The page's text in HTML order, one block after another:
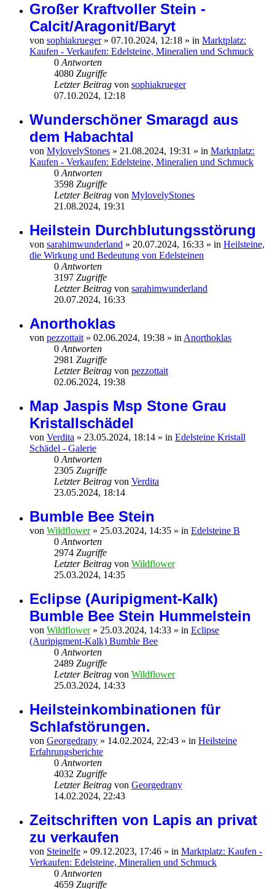
Großer Kraftvoller Stein -
Calcit/Aragonit/Baryt
von sophiakrueger» 07.10.2024, 12:18 » in Marktplatz:
Kaufen - Verkaufen: Edelsteine, Mineralien und Schmuck
0 Antworten
4080 Zugriffe
Letzter Beitrag von sophiakrueger
07.10.2024, 12:18
Wunderschöner Smaragd aus
dem Habachtal
von MylovelyStones » 21.08.2024, 19:31 » in Marktplatz:
Kaufen - Verkaufen: Edelsteine, Mineralien und Schmuck
0 Antworten
3598 Zugriffe
Letzter Beitrag von MylovelyStones
21.08.2024, 19:31
Heilstein Durchblutungsstörung
von sarahimwunderland » 20.07.2024, 16:33 » in Heilsteine,
die Wirkung und Bedeutung von Edelsteinen
0 Antworten
3197 Zugriffe
Letzter Beitrag von sarahimwunderland
20.07.2024, 16:33
Anorthoklas
von pezzottait » 02.06.2024, 19:38 » in Anorthoklas
0 Antworten
2981 Zugriffe
Letzter Beitrag von pezzottait
02.06.2024, 19:38
Map Jaspis Msp Stone Grau
Kristallschädel
von Verdita » 23.05.2024, 18:14 » in Edelsteine Kristall
Schädel - Galerie
0 Antworten
2305 Zugriffe
Letzter Beitrag von Verdita
23.05.2024, 18:14
Bumble Bee Stein
von Wildflower» 25.03.2024, 14:35 » in Edelsteine B
0 Antworten
2974 Zugriffe
Letzter Beitrag von Wildflower
25.03.2024, 14:35
Eclipse (Auripigment-Kalk)
Bumble Bee Stein Hummelstein
von Wildflower» 25.03.2024, 14:33 » in Eclipse
(Auripigment-Kalk) Bumble Bee
0 Antworten
2489 Zugriffe
Letzter Beitrag von Wildflower
25.03.2024, 14:33
Heilsteinkombinationen für
Schlafstörungen.
von Georgedrany » 14.02.2024, 22:43 » in Heilsteine
Erfahrungsberichte
0 Antworten
4032 Zugriffe
Letzter Beitrag von Georgedrany
14.02.2024, 22:43
Zeitschriften von Lapis an privat
zu verkaufen
von Steinelfe » 09.12.2023, 17:46 » in Marktplatz: Kaufen -
Verkaufen: Edelsteine, Mineralien und Schmuck
0 Antworten
4659 Zugriffe